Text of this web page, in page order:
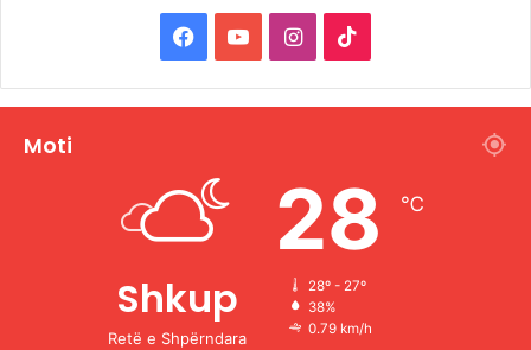
a
e
b
o
I
n
a
g
r
i
o
k
Moti
Shkup
Retë e Shpërndara
28 ℃
28º - 27º
38%
0.79 km/h